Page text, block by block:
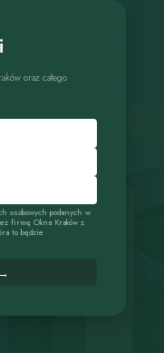
oraz całego
osobowych podanych w
firmę Okna Kraków z
to będzie